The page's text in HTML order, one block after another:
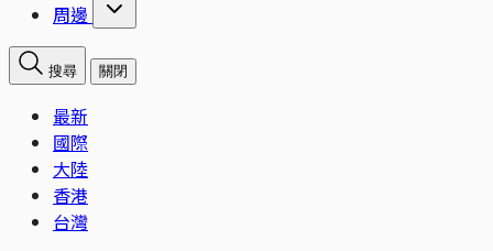
周邊
搜尋 關閉
最新
國際
大陸
香港
台灣